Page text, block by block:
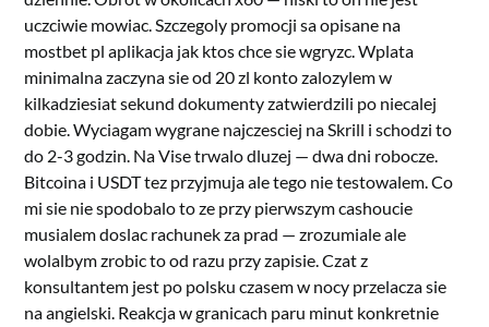
uczciwie mowiac. Szczegoly promocji sa opisane na
mostbet pl aplikacja jak ktos chce sie wgryzc. Wplata
minimalna zaczyna sie od 20 zl konto zalozylem w
kilkadziesiat sekund dokumenty zatwierdzili po niecalej
dobie. Wyciagam wygrane najczesciej na Skrill i schodzi to
do 2-3 godzin. Na Vise trwalo dluzej — dwa dni robocze.
Bitcoina i USDT tez przyjmuja ale tego nie testowalem. Co
mi sie nie spodobalo to ze przy pierwszym cashoucie
musialem doslac rachunek za prad — zrozumiale ale
wolalbym zrobic to od razu przy zapisie. Czat z
konsultantem jest po polsku czasem w nocy przelacza sie
na angielski. Reakcja w granicach paru minut konkretnie